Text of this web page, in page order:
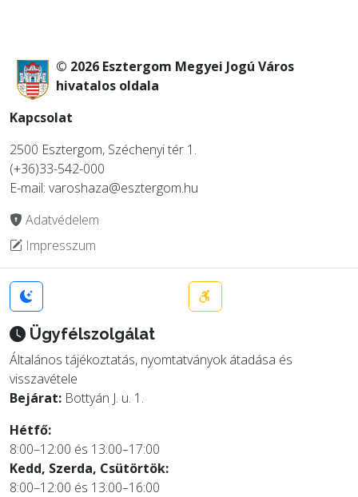
© 2026 Esztergom Megyei Jogú Város
hivatalos oldala
Kapcsolat
2500 Esztergom, Széchenyi tér 1.
(+36)33-542-000
E-mail: varoshaza@esztergom.hu
Adatvédelem
Impresszum
Ügyfélszolgálat
Általános tájékoztatás, nyomtatványok átadása és
visszavétele
Bejárat: Bottyán J. u. 1.
Hétfő:
8:00–12:00 és 13:00–17:00
Kedd, Szerda, Csütörtök:
8:00–12:00 és 13:00–16:00